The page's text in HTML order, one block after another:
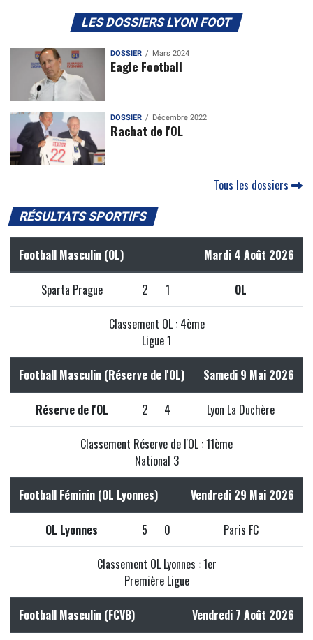
LES DOSSIERS LYON FOOT
DOSSIER Mars 2024
Eagle Football
DOSSIER Décembre 2022
Rachat de l'OL
Tous les dossiers
RÉSULTATS SPORTIFS
Football Masculin (OL) Mardi 4 Août 2026
Sparta Prague 2 1 OL
Classement OL : 4ème
Ligue 1
Football Masculin (Réserve de l'OL) Samedi 9 Mai 2026
Réserve de l'OL 2 4 Lyon La Duchère
Classement Réserve de l'OL : 11ème
National 3
Football Féminin (OL Lyonnes) Vendredi 29 Mai 2026
OL Lyonnes 5 0 Paris FC
Classement OL Lyonnes : 1er
Première Ligue
Football Masculin (FCVB) Vendredi 7 Août 2026